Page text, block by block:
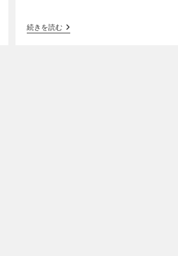
トの失敗の理由を検索して見て…
続きを読む